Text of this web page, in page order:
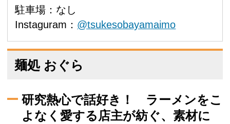
駐車場：なし
Instaguram： @tsukesobayamaimo
麺処 おぐら
研究熱心で話好き！ ラーメンをこ
よなく愛する店主が紡ぐ、素材に